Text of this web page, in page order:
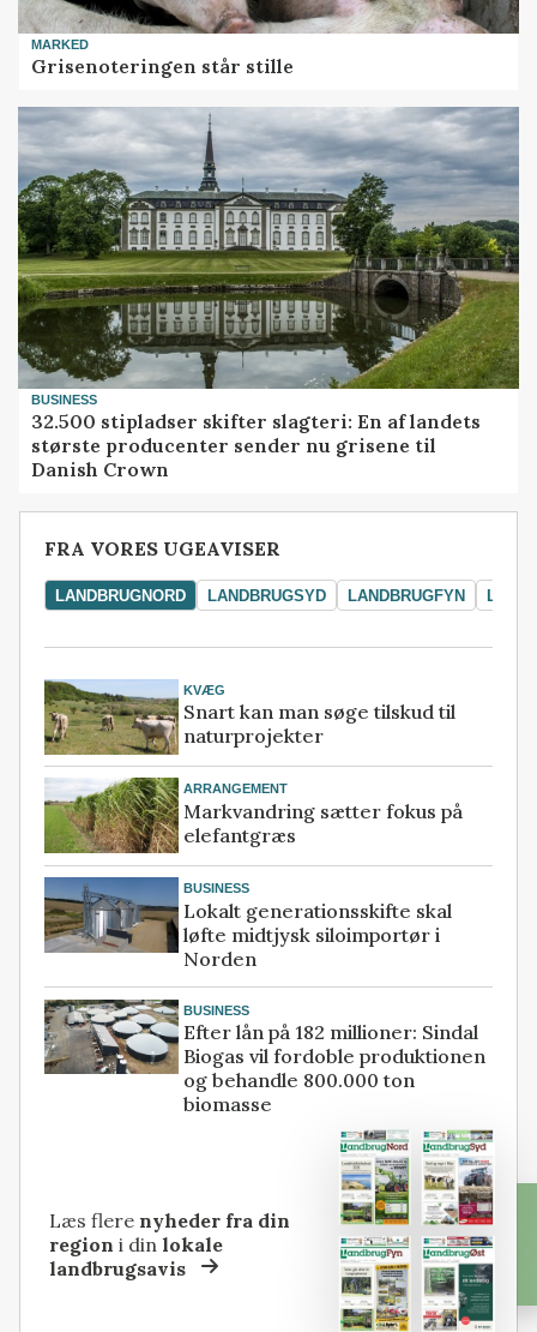
MARKED
Grisenoteringen står stille
BUSINESS
32.500 stipladser skifter slagteri: En af landets
største producenter sender nu grisene til
Danish Crown
FRA VORES UGEAVISER
LANDBRUGNORD LANDBRUGSYD LANDBRUGFYN
KVÆG
Snart kan man søge tilskud til
naturprojekter
ARRANGEMENT
Markvandring sætter fokus på
elefantgræs
BUSINESS
Lokalt generationsskifte skal
løfte midtjysk siloimportør i
Norden
BUSINESS
Efter lån på 182 millioner: Sindal
Biogas vil fordoble produktionen
og behandle 800.000 ton
biomasse
Læs flere nyheder fra din
region i dinlokale
landbrugsavis